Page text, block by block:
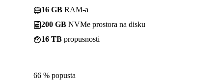
16 GB RAM-a
200 GB NVMe prostora na disku
16 TB propusnosti
66 % popusta